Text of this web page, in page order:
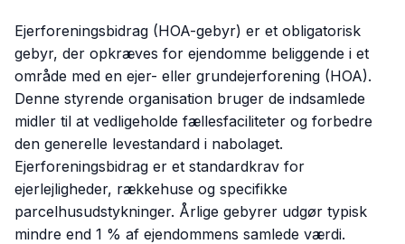
Ejerforeningsbidrag (HOA-gebyr) er et obligatorisk
gebyr, der opkræves for ejendomme beliggende i et
område med en ejer- eller grundejerforening (HOA).
Denne styrende organisation bruger de indsamlede
midler til at vedligeholde fællesfaciliteter og forbedre
den generelle levestandard i nabolaget.
Ejerforeningsbidrag er et standardkrav for
ejerlejligheder, rækkehuse og specifikke
parcelhusudstykninger. Årlige gebyrer udgør typisk
mindre end 1 % af ejendommens samlede værdi.